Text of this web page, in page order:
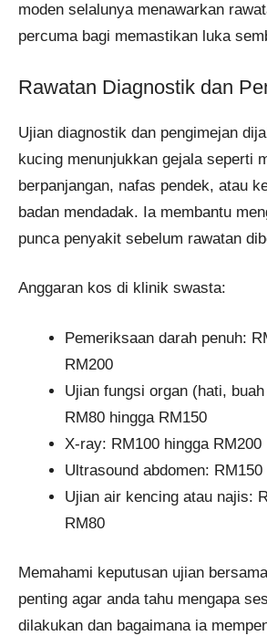
moden selalunya menawarkan
percuma bagi memastikan luka
Rawatan Diagnostik dan
Ujian diagnostik dan pengimejan
kucing menunjukkan gejala seperti
berpanjangan, nafas pendek, atau
badan mendadak. Ia membantu
punca penyakit sebelum rawatan
Anggaran kos di klinik swasta:
Pemeriksaan darah penuh:
RM200
Ujian fungsi organ (hati,
RM80 hingga RM150
X-ray: RM100 hingga RM200
Ultrasound abdomen:
Ujian air kencing atau najis:
RM80
Memahami keputusan ujian
penting agar anda tahu mengapa
dilakukan dan bagaimana ia